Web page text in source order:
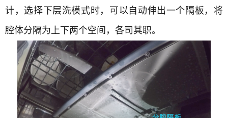
计，选择下层洗模式时，可以自动伸出一个隔板，将
腔体分隔为上下两个空间，各司其职。